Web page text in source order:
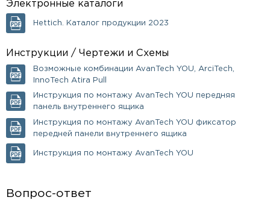
Электронные каталоги
Hettich. Каталог продукции 2023
Инструкции / Чертежи и Схемы
Возможные комбинации AvanTech YOU, ArciTech,
InnoTech Atira Pull
Инструкция по монтажу AvanTech YOU передняя
панель внутреннего ящика
Инструкция по монтажу AvanTech YOU фиксатор
передней панели внутреннего ящика
Инструкция по монтажу AvanTech YOU
Вопрос-ответ